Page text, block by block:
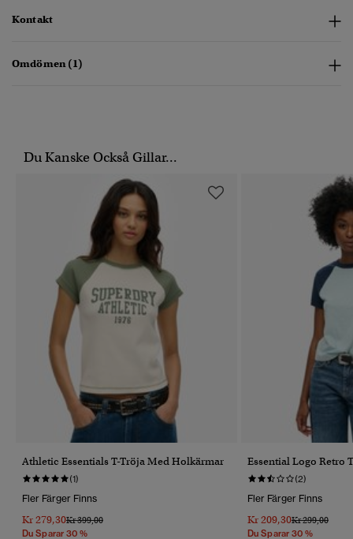
Kontakt
Omdömen (1)
Du Kanske Också Gillar...
Athletic Essentials T-Tröja Med Holkärmar
(1)
Fler Färger Finns
Kr 279,30Pris Reducerat Från
Kr 399,00Till
Du Sparar 30 %
Essential Logo Retro
(2)
Fler Färger Finns
Kr 209,30Pris Reducerat
Kr 299,00Till
Du Sparar 30 %